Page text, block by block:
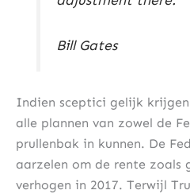
Bill Gates
Indien sceptici gelijk
alle plannen van zowel de
prullenbak in kunnen. De
aarzelen om de rente zoals
verhogen in 2017. Terwijl